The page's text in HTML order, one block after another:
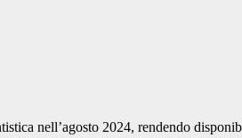
nell’agosto 2024, rendendo